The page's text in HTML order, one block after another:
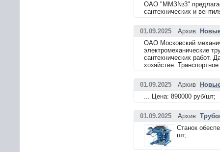
ОАО "ММЗ№3"
сантехнических и
01.09.2025 Архив
ОАО Московский
электромеханические
сантехнических работ.
хозяйстве.
01.09.2025 Архив
... Цена: 890000 руб/шт;
01.09.2025 Архив
Станок
шт;